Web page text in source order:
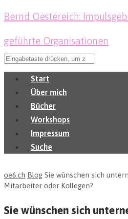
Bernd Oestereich:
geführte Organisationen
Start
Über mich
Bücher
Workshops
Impressum
Suche
oe6.ch Blog Sie wünschen sich
Mitarbeiter oder Kollegen?
Sie wünschen sich